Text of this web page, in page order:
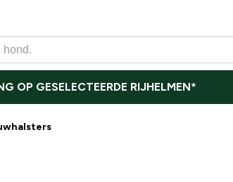
OP GESELECTEERDE RIJHELMEN*